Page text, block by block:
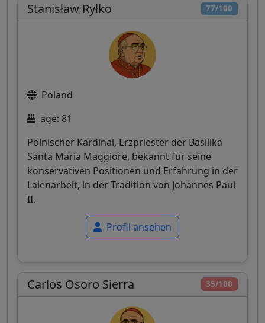
77/100
Stanisław Ryłko
Poland
age: 81
Polnischer Kardinal, Erzpriester der Basilika
Santa Maria Maggiore, bekannt für seine
konservativen Positionen und Erfahrung in der
Laienarbeit, in der Tradition von Johannes Paul
II.
Profil ansehen
35/100
Carlos Osoro Sierra